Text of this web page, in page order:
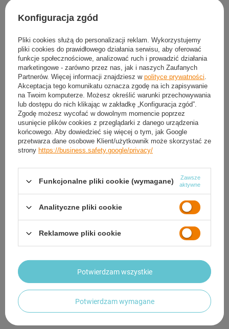
Darmowa i szybka dostawa
30 dni na łatwy zwrot
Sprawdź, w którym sklepie obejrzysz i kupisz od ręki
Bezpieczne zakupy
Darmowa dostawa do paczkomatu lub punktu
odbioru
Smile - dostawy ze sklepów internetowych przy zamówieniu od50,00 zł są za
darmoWięcej informacji.
OPIS
Potrzebujesz pomocy? Masz pytania?
Zadaj pytanie a my odpowiemy niezwłocznie,
najciekawsze pytania i odpowiedzi publikując
dla innych.
Konfiguracja zgód
Pliki cookies służą do personalizacji reklam. Wykorzystujemy
pliki cookies do prawidłowego działania serwisu, aby oferować
funkcje społecznościowe, analizować ruch i prowadzić działania
marketingowe - zarówno przez nas, jak i naszych Zaufanych
Partnerów. Więcej informacji znajdziesz w polityce prywatności
Akceptacja tego komunikatu oznacza zgodę na ich zapisywanie
na Twoim komputerze. Możesz określić warunki przechowywania
lub dostępu do nich klikając w zakładkę „Konfiguracja zgód”.
Zgodę możesz wycofać w dowolnym momencie poprzez
usunięcie plików cookies z przeglądarki z danego urządzenia
końcowego. Aby dowiedzieć się więcej o tym, jak Google
przetwarza dane osobowe Klient/użytkownik może skorzystać ze
strony https://business.safety.google/privacy/
Funkcjonalne pliki cookie (wymagane)
Zawsze
aktywne
Analityczne pliki cookie
Reklamowe pliki cookie
Potwierdzam wymagane
Potwierdzam wszystkie